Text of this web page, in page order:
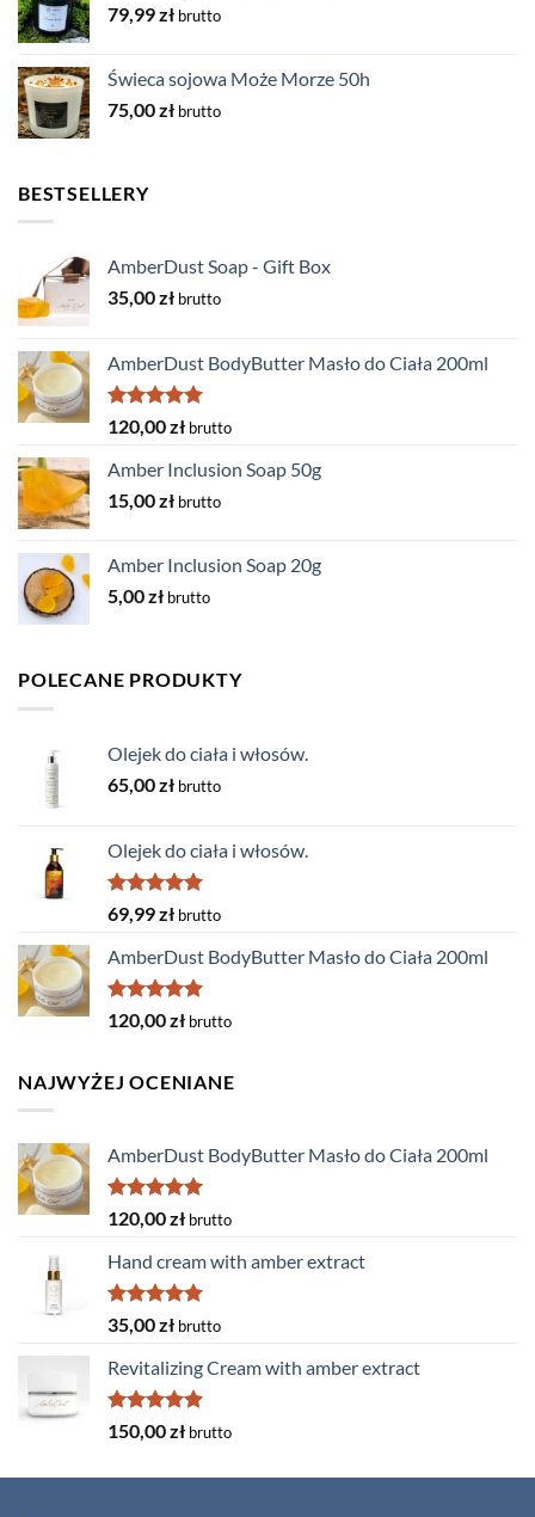
79,99zł brutto
Świeca sojowa Może Morze 50h
75,00zł brutto
BESTSELLERY
AmberDust Soap - Gift Box
35,00zł brutto
AmberDust BodyButter Masło do Ciała 200ml
Rated5.00
out of 5
120,00zł brutto
Amber Inclusion Soap 50g
15,00zł brutto
Amber Inclusion Soap 20g
5,00zł brutto
POLECANE PRODUKTY
Olejek do ciała i włosów.
65,00zł brutto
Olejek do ciała i włosów.
Rated5.00
out of 5
69,99zł brutto
AmberDust BodyButter Masło do Ciała 200ml
Rated5.00
out of 5
120,00zł brutto
NAJWYŻEJ OCENIANE
AmberDust BodyButter Masło do Ciała 200ml
Rated5.00
out of 5
120,00zł brutto
Hand cream with amber extract
Rated5.00
out of 5
35,00zł brutto
Revitalizing Cream with amber extract
Rated5.00
out of 5
150,00zł brutto